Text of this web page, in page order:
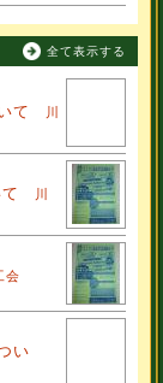
全て表示する
て
川
川
会
い